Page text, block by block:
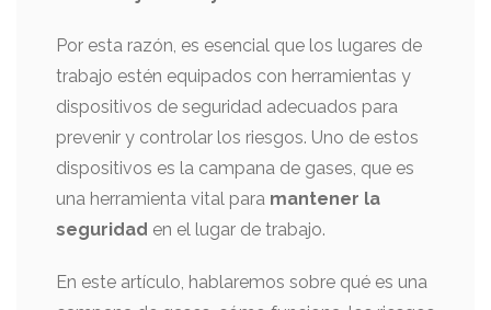
Por esta razón, es esencial que los lugares de
trabajo estén equipados con herramientas y
dispositivos de seguridad adecuados para
prevenir y controlar los riesgos. Uno de estos
dispositivos es la campana de gases, que es
una herramienta vital para mantener la
seguridad en el lugar de trabajo.
En este artículo, hablaremos sobre qué es una